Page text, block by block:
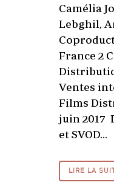
Camélia
Lebghil,
France 2
Ventes
Films
juin 2017
et SVOD...
LIRE LA